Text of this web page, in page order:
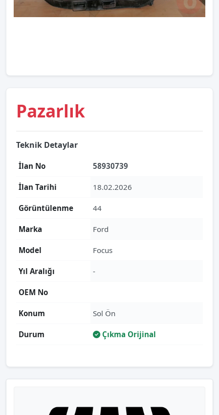
Pazarlık
Teknik Detaylar
İlan No 58930739
İlan Tarihi 18.02.2026
Görüntülenme 44
Marka Ford
Model Focus
Yıl Aralığı -
OEM No
Konum Sol Ön
Durum Çıkma Orijinal